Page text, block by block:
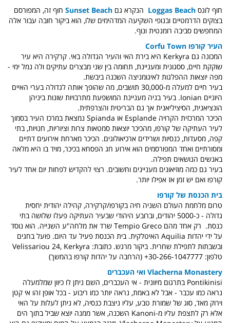
חוף לוגס Loggas Beach הנקרא גם Sunset Beach חוף זה, המפורסם
בצוקים הדרמטיים ובנופי השקיעה המדהימים שלו, הוא ביקור חובה עבור אלה
המחפשים סביבה רומנטית ונוף.
העיר קורפו Corfu Town
המכונה גם Kerkyra היא בירת האי והעיר הגדולה באי. קרקירה היא עיר
שוקקת חיים, ססגונית ומעניינת, תחומה בין שני מבצרים עתיקים ולה נמל ימי -
מפה יוצאות ההפלגות לאיגומניצה השכנה ביבשת.
בעיר חיים למעלה מ-30,000 תושבים, מה שהופך אותה לגדולה בערי האיים
היוניים Ionian. בעיר בניה מעניינת המושפעת מתרבויות שונות ביניהן
הונציאנית, הסיציליאנית אך גם הבריטית והצרפתית.
הכיכר המרכזית הקרויה Esplande או Spianda נמצאת במרכז העיר בסמוך
לעיר העתיקה של קורפו, מהכיכר יוצאות סמטאות צרות וציוריות, חנויות, בתי
קפה, מסעדות, כנסיות ושרידים ארכיאולוגים. הכיכר מארחת אירועים דתיים
ומסורתיים ואחד המפורסמים הוא אירוע חג הפסחא בכיכר, מויד בו היא מלאה
באנשים הנושאים תפילה.
בעיר גם כמה מוזיאונים מעניינים וחשובים. רצוי להקדיש לפחות יום אחד לעיר
קורפו ואם יש זמן אז אפילו יותר.
בית הכנסת של קורפו
טרום מלחמת העולם השניה חיה בקורפו/קרקירה, קהילה יהודית יחסית
גדולה - כ-5000 יהודים, וברובע היהודי שבעיר העתיקה פעלו שלושה בתי
כנסת. רק אחד מהם Tempio Greco שרד את מלחה"ע השנייה. הוא נוסד
על ידי יהדות Aquilia האיטלקית. בית הכנסת פעיל עד היום. פועל בחגים
טלפון: 30-266-1047777+ (הרחבה על יהדות קורפו בהמשך)
Vlacherna Monastery ואי העכברים
Pontikinisi בתרגום מיוונית - אי העכברים, השם ניתן לו כיוון שמלמעלה
נראה כמו עכבר - אבל לא באמת, נראה יותר כמו ריבוע - בכל אופן זהו אי קטן
וירוק מאד, סוג של שמורת טבע, עליו ניצבת כנסיה, לא ניתן לעלות על האי
אלא רק לתצפת עליו מ-Kanoni השכנה, אשר ממנה יוצא שביל בתוך הים